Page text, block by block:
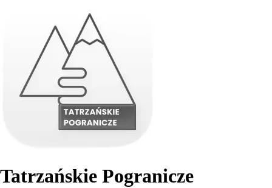
Tatrzańskie Pogranicze